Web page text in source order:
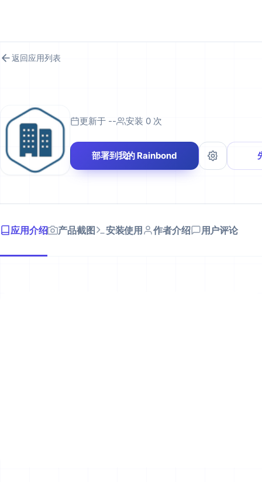
返回应用列表
更新于 -- 安装 0 次
部署到我的 Rainbond
应用介绍 产品截图 安装使用 作者介绍 用户评论